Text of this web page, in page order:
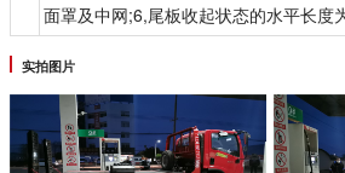
面罩及中网;6,尾板收起状态的水平长度
实拍图片